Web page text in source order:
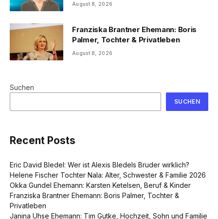
August 8, 2026
Franziska Brantner Ehemann: Boris
Palmer, Tochter & Privatleben
August 8, 2026
Suchen
SUCHEN
Recent Posts
Eric David Bledel: Wer ist Alexis Bledels Bruder wirklich?
Helene Fischer Tochter Nala: Alter, Schwester & Familie 2026
Okka Gundel Ehemann: Karsten Ketelsen, Beruf & Kinder
Franziska Brantner Ehemann: Boris Palmer, Tochter &
Privatleben
Janina Uhse Ehemann: Tim Gutke, Hochzeit, Sohn und Familie